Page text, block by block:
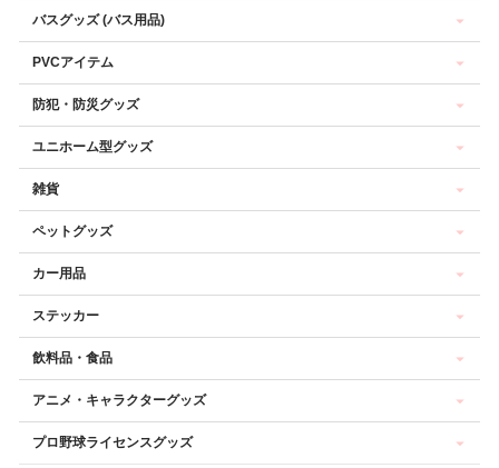
バスグッズ (バス用品)
PVCアイテム
防犯・防災グッズ
ユニホーム型グッズ
雑貨
ペットグッズ
カー用品
ステッカー
飲料品・食品
アニメ・キャラクターグッズ
プロ野球ライセンスグッズ